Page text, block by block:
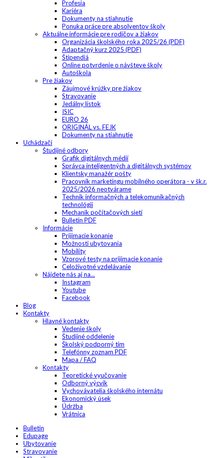
Profesia
Kariéra
Dokumenty na stiahnutie
Ponuka práce pre absolventov školy
Aktuálne informácie pre rodičov a žiakov
Organizácia školského roka 2025/26 (PDF)
Adaptačný kurz 2025 (PDF)
Štipendiá
Online potvrdenie o návšteve školy
Autoškola
Pre žiakov
Záujmové krúžky pre žiakov
Stravovanie
Jedálny lístok
ISIC
EURO 26
ORIGINÁL vs. FEJK
Dokumenty na stiahnutie
Uchádzači
Študijné odbory
Grafik digitálnych médií
Správca inteligentných a digitálnych systémov
Klientsky manažér pošty
Pracovník marketingu mobilného operátora - v šk.r.
2025/2026 neotvárame
Technik informačných a telekomunikačných
technológií
Mechanik počítačových sietí
Bulletin PDF
Informácie
Prijímacie konanie
Možnosti ubytovania
Mobility
Vzorové testy na prijímacie konanie
Celoživotné vzdelávanie
Nájdete nás aj na...
Instagram
Youtube
Facebook
Blog
Kontakty
Hlavné kontakty
Vedenie školy
Študijné oddelenie
Školský podporný tím
Telefónny zoznam PDF
Mapa / FAQ
Kontakty
Teoretické vyučovanie
Odborný výcvik
Vychovávatelia školského internátu
Ekonomický úsek
Údržba
Vrátnica
Bulletin
Edupage
Ubytovanie
Stravovanie